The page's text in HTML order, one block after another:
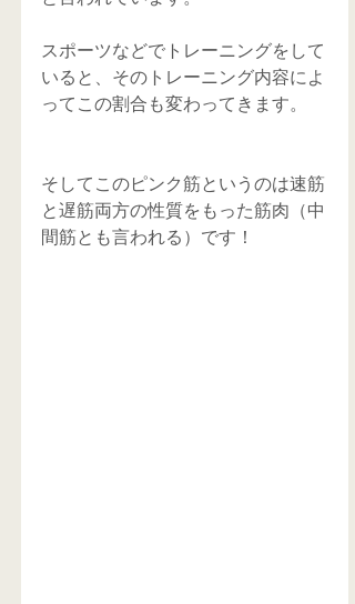
スポーツなどでトレーニングをして
いると、そのトレーニング内容によ
ってこの割合も変わってきます。
そしてこのピンク筋というのは速筋
と遅筋両方の性質をもった筋肉（中
間筋とも言われる）です！